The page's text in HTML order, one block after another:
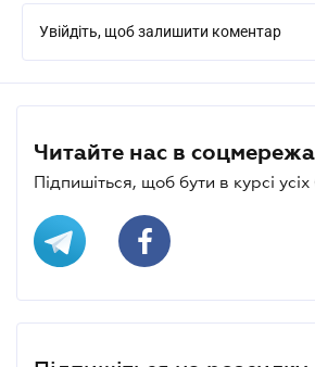
Увійдіть, щоб залишити коментар
Читайте нас в
Підпишіться, щоб бути в курсі